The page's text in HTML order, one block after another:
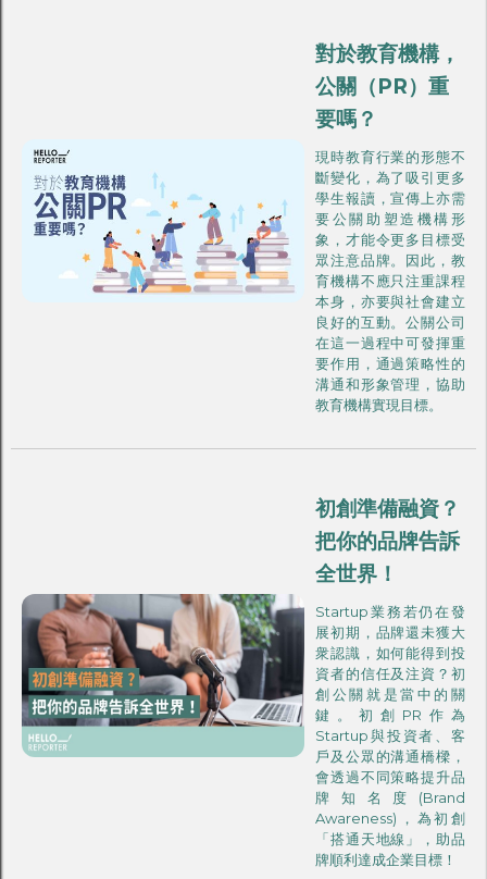
對於教育機構，
公關（PR）重
要嗎？
現時教育行業的形態不
斷變化，為了吸引更多
學生報讀，宣傳上亦需
要公關助塑造機構形
象，才能令更多目標受
眾注意品牌。因此，教
育機構不應只注重課程
本身，亦要與社會建立
良好的互動。公關公司
在這一過程中可發揮重
要作用，通過策略性的
溝通和形象管理，協助
教育機構實現目標。
初創準備融資？
把你的品牌告訴
全世界！
Startup業務若仍在發
展初期，品牌還未獲大
衆認識，如何能得到投
資者的信任及注資？初
創公關就是當中的關
鍵。初創PR作為
Startup與投資者、客
戶及公眾的溝通橋樑，
會透過不同策略提升品
牌知名度(Brand
Awareness)，為初創
「搭通天地線」，助品
牌順利達成企業目標！